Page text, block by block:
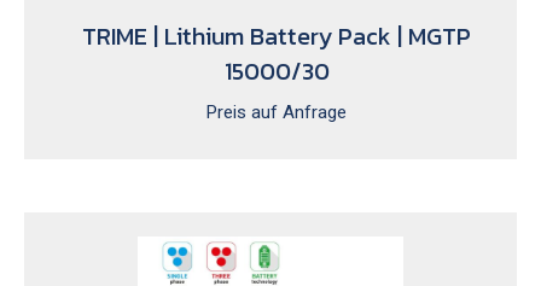
TRIME | Lithium Battery Pack | MGTP
15000/30
Preis auf Anfrage